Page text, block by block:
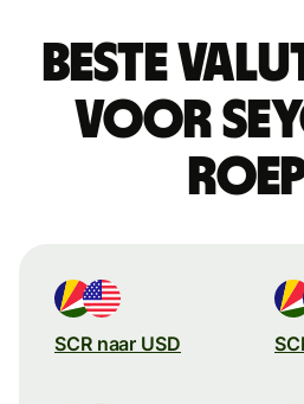
Beste
voor
SCR naar USD